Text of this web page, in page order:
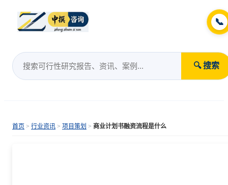
📞
🔍 搜索
首页 > 行业资讯 > 项目策划 > 商业计划书融资流程是什么